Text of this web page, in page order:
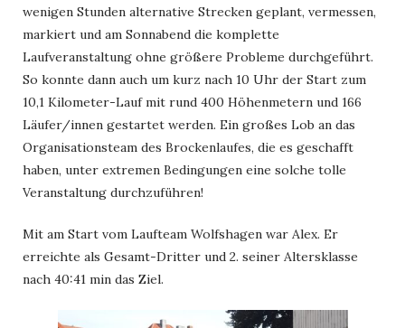
wenigen Stunden alternative Strecken geplant, vermessen,
markiert und am Sonnabend die komplette
Laufveranstaltung ohne größere Probleme durchgeführt.
So konnte dann auch um kurz nach 10 Uhr der Start zum
10,1 Kilometer-Lauf mit rund 400 Höhenmetern und 166
Läufer/innen gestartet werden. Ein großes Lob an das
Organisationsteam des Brockenlaufes, die es geschafft
haben, unter extremen Bedingungen eine solche tolle
Veranstaltung durchzuführen!
Mit am Start vom Laufteam Wolfshagen war Alex. Er
erreichte als Gesamt-Dritter und 2. seiner Altersklasse
nach 40:41 min das Ziel.